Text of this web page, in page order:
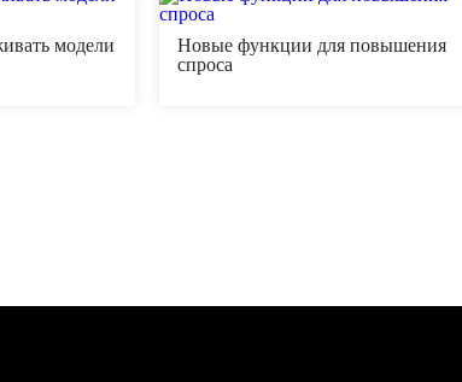
модели
Новые функции для повышения
спроса